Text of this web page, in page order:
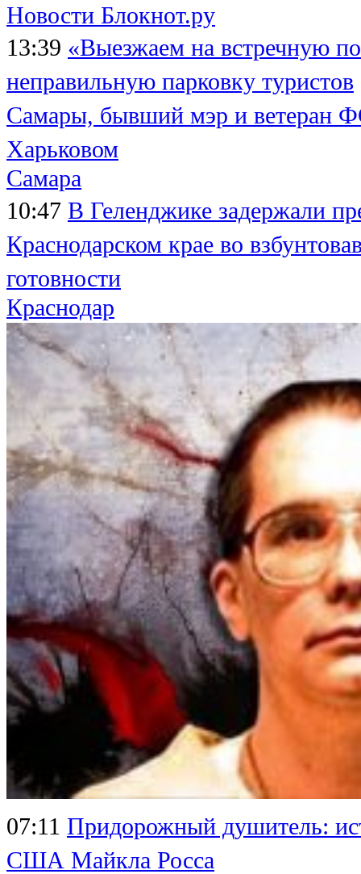
Новости Блокнот.ру
13:39 «Выезжаем на встречную
неправильную парковку туристов
Самары, бывший мэр и ветеран
Харьковом
Самара
10:47 В Геленджике задержали
Краснодарском крае во
готовности
Краснодар
07:11 Придорожный душитель:
США Майкла Росса